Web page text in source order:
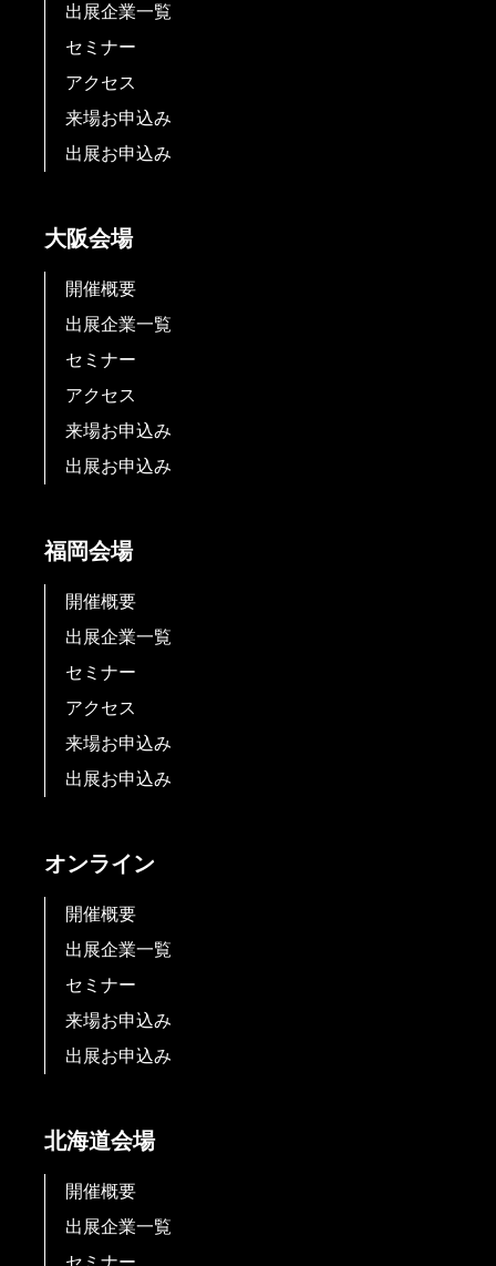
出展企業一覧
セミナー
アクセス
来場お申込み
出展お申込み
大阪会場
開催概要
出展企業一覧
セミナー
アクセス
来場お申込み
出展お申込み
福岡会場
開催概要
出展企業一覧
セミナー
アクセス
来場お申込み
出展お申込み
オンライン
開催概要
出展企業一覧
セミナー
来場お申込み
出展お申込み
北海道会場
開催概要
出展企業一覧
セミナー